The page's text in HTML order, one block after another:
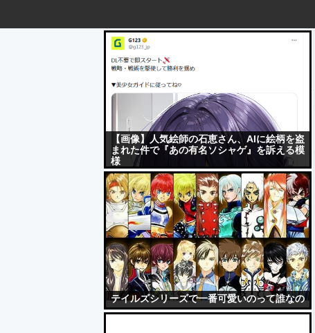
【画像】人気絵師の石恵さん、AIに絵柄を盗
まれた件で『あの有名ソシャゲ』を訴える模
様
テイルズシリーズで一番可愛いのって誰なの